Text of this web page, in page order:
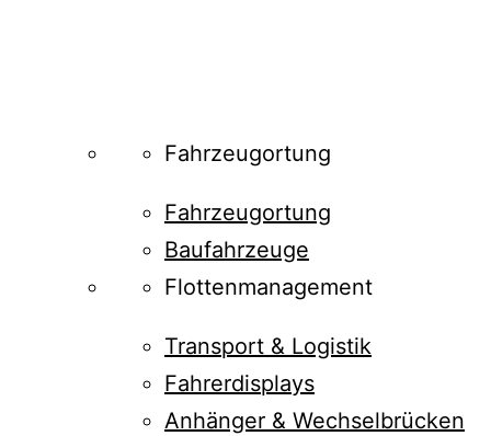
Fahrzeugortung
Fahrzeugortung
Baufahrzeuge
Flottenmanagement
Transport & Logistik
Fahrerdisplays
Anhänger & Wechselbrücken